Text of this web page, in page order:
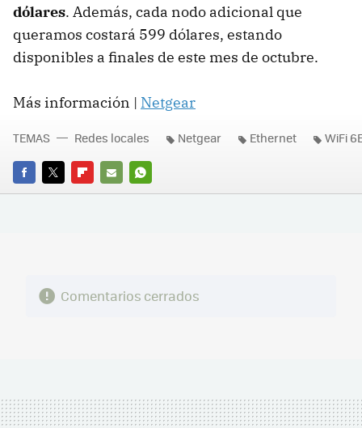
dólares. Además, cada nodo adicional que
queramos costará 599 dólares, estando
disponibles a finales de este mes de octubre.
Más información | Netgear
FACEBOOK
TWITTERFLIPBOARD
E-
WHATSAPP
TEMAS Redes locales Netgear Ethernet WiFi
Comentarios cerrados